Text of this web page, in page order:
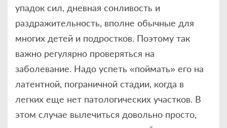
упадок сил, дневная сонливость и
раздражительность, вполне обычные для
многих детей и подростков. Поэтому так
важно регулярно проверяться на
заболевание. Надо успеть «поймать» его на
латентной, пограничной стадии, когда в
легких еще нет патологических участков. В
этом случае вылечиться довольно просто,